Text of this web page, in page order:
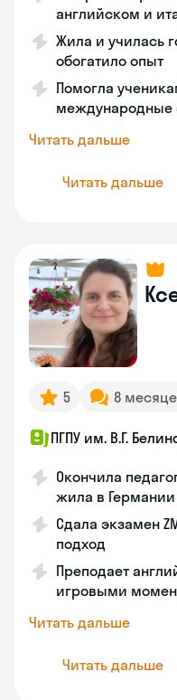
английском и
Жила и училась
обогатило опыт
Помогла
международные
Читать дальше
Читать дальше
5 8
ПГПУ им. В.Г.
Окончила
жила в Германии
Сдала экзамен
подход
Преподает
игровыми
Читать дальше
Читать дальше